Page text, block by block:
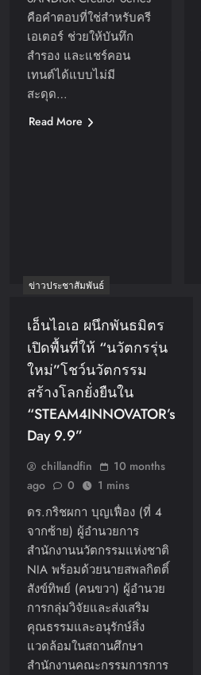
คือคำตอบที่ใช่สำหรับครี
เอเตอร์ ช่วยให้บันทึก
สำรอง และแชร์คอน
เทนต์ได้แบบไม่มี
สะดุด…
Read More
ข่าวประชาสัมพันธ์
เอ็นไอเอ ผนึกพันธมิตร
เปิดพื้นที่ให้ “นวัตกรรุ่น
ใหม่”โชว์นวัตกรรม
สร้างโลกยั่งยืนใน
“STEAM4INNOVATOR’s
Day 9.9”
chillandfin
10 months
ago
0 1 mins
ดร.กริชผกา บุญเฟื่อง (ที่ 4
จากซ้าย) ผู้อำนวยการ
สำนักงานนวัตกรรมแห่งชาติ
NIA พร้อมด้วยนายสพลกิตติ์
สังข์ทิพย์ (คนขวา) ผู้อำนวย
การกลุ่มวิจัยและส่งเสริม
คุณธรรมและอนุรักษ์สิ่ง
แวดล้อมในสถานศึกษา
สำนักงานคณะกรรมการการ